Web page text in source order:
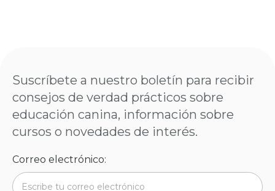
Suscríbete a nuestro boletín para recibir
consejos de verdad prácticos sobre
educación canina, información sobre
cursos o novedades de interés.
Correo electrónico: